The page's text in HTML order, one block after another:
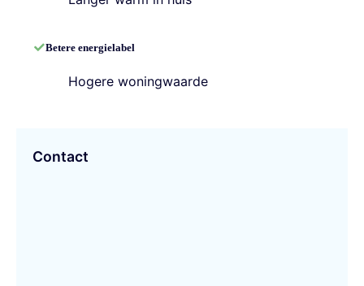
Betere energielabel
Hogere woningwaarde
Contact